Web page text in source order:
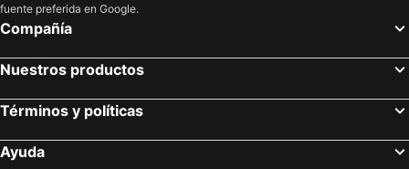
fuente preferida en Google.
Compañía
Nuestros productos
Términos y políticas
Ayuda